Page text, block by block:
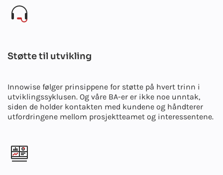
Støtte til utvikling
Innowise følger prinsippene for støtte på hvert trinn i
utviklingssyklusen. Og våre BA-er er ikke noe unntak,
siden de holder kontakten med kundene og håndterer
utfordringene mellom prosjektteamet og interessentene.